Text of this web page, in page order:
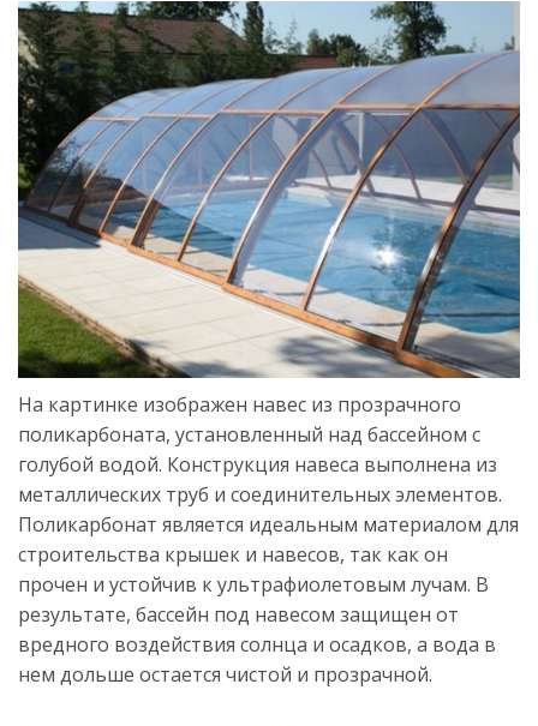
На картинке изображен навес из прозрачного
поликарбоната, установленный над бассейном с
голубой водой. Конструкция навеса выполнена из
металлических труб и соединительных элементов.
Поликарбонат является идеальным материалом для
строительства крышек и навесов, так как он
прочен и устойчив к ультрафиолетовым лучам. В
результате, бассейн под навесом защищен от
вредного воздействия солнца и осадков, а вода в
нем дольше остается чистой и прозрачной.